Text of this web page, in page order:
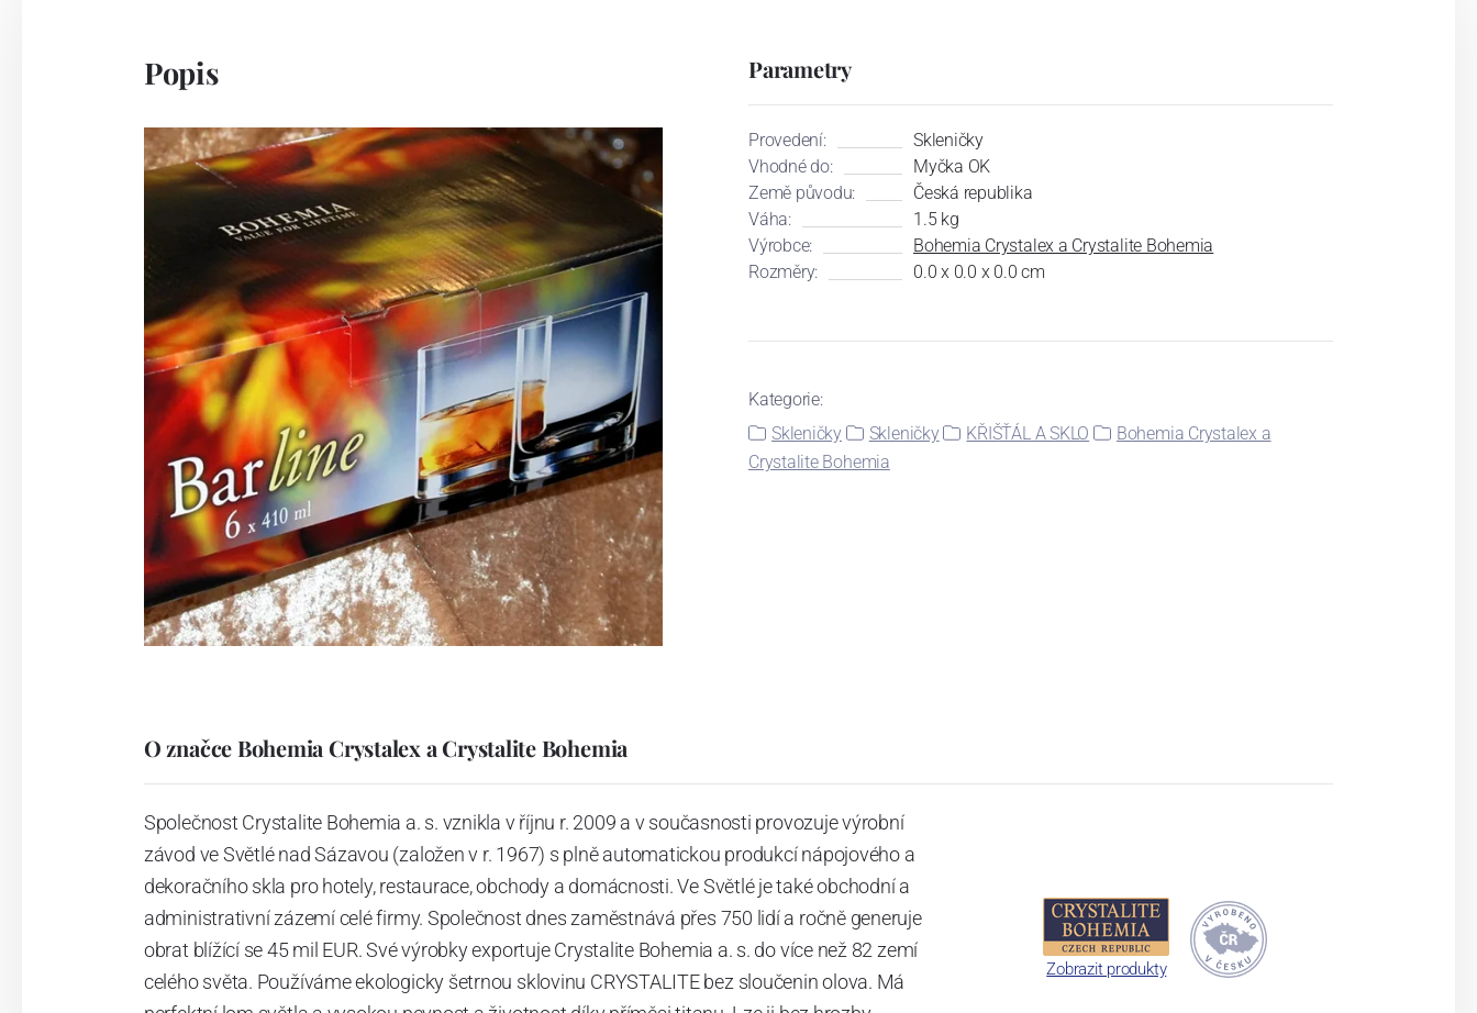
Popis Parametry
Provedení:
Skleničky
Vhodné do:
Myčka OK
Země původu:
Česká republika
Váha:
1.5 kg
Výrobce:
Bohemia Crystalex a Crystalite Bohemia
Rozměry:
0.0 x 0.0 x 0.0 cm
Kategorie:
Skleničky
Skleničky KŘIŠŤÁL A SKLO
Bohemia Crystalex a
Crystalite Bohemia
O značce Bohemia Crystalex a Crystalite Bohemia
Společnost Crystalite Bohemia a. s. vznikla v říjnu r. 2009 a v současnosti provozuje výrobní
závod ve Světlé nad Sázavou (založen v r. 1967) s plně automatickou produkcí nápojového a
dekoračního skla pro hotely, restaurace, obchody a domácnosti. Ve Světlé je také obchodní a
administrativní zázemí celé firmy. Společnost dnes zaměstnává přes 750 lidí a ročně generuje
obrat blížící se 45 mil EUR. Své výrobky exportuje Crystalite Bohemia a. s. do více než 82 zemí
celého světa. Používáme ekologicky šetrnou sklovinu CRYSTALITE bez sloučenin olova. Má
Zobrazit produkty